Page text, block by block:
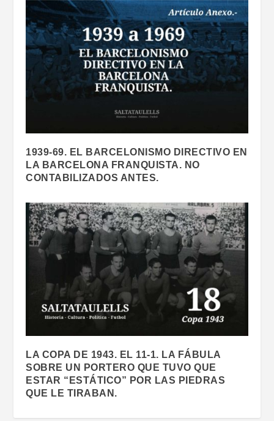
1939-69. EL BARCELONISMO DIRECTIVO EN
LA BARCELONA FRANQUISTA. NO
CONTABILIZADOS ANTES.
LA COPA DE 1943. EL 11-1. LA FÁBULA
SOBRE UN PORTERO QUE TUVO QUE
ESTAR “ESTÁTICO” POR LAS PIEDRAS
QUE LE TIRABAN.